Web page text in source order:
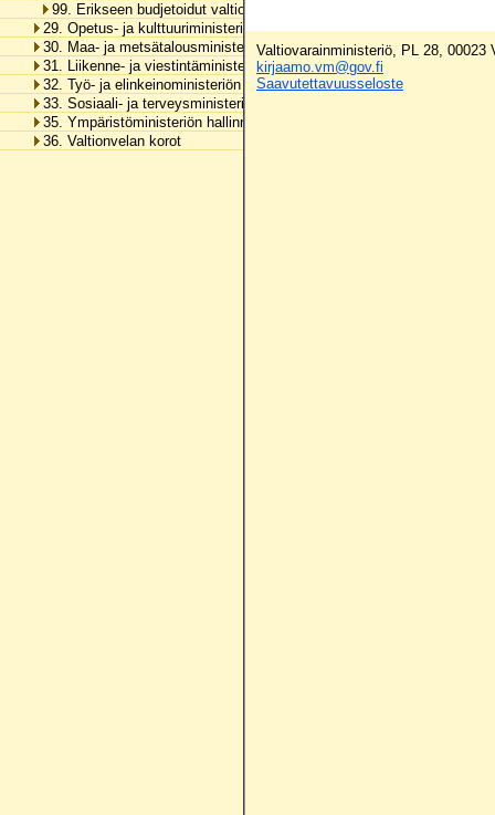
99. Erikseen budjetoidut valtionhallinnon menot
29. Opetus- ja kulttuuriministeriön hallinnonala
30. Maa- ja metsätalousministeriön hallinnonala
31. Liikenne- ja viestintäministeriön hallinnonala
32. Työ- ja elinkeinoministeriön hallinnonala
33. Sosiaali- ja terveysministeriön hallinnonala
35. Ympäristöministeriön hallinnonala
36. Valtionvelan korot
Valtiovarainministeriö, PL 28, 00023
kirjaamo.vm@gov.fi
Saavutettavuusseloste